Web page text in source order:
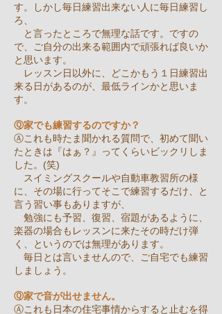
す。しかし毎日練習出来ない人に毎日練習し
ろ、
と言ったところで無理な話です。ですの
で、ご自分の出来る範囲内で頑張れば良いか
と思います。
レッスン日以外に、どこかもう１日練習出
来る日があるのが、最低ラインかと思いま
す。
Ⓠ家でも練習するのですか？
Ⓐこれも時たま聞かれる質問で、初めて聞い
たときは『はぁ？』ってくらいビックリしま
した。(笑)
スイミングスクールや自動車教習所の様
に、その場に行ってそこで練習するだけ、と
言う習い事もありますが、
勉強にも予習、復習、宿題があるように、
楽器の場合もレッスンに来たその時だけ弾
く、というのでは無理があります。
毎日とは言いませんので、ご自宅でも練習
しましょう。
Ⓠ家で音が出せません。
Ⓐこれも日本の住宅事情からすると止むを得